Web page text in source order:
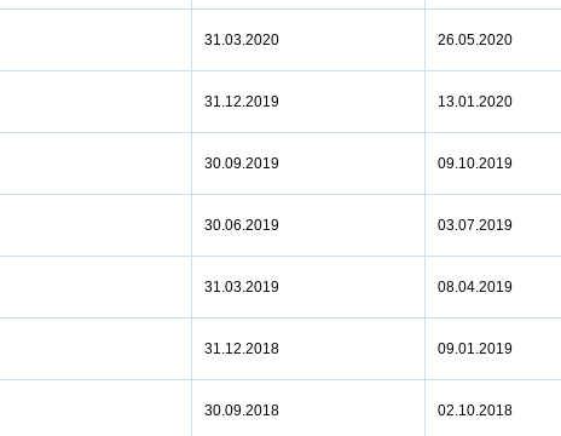
31.03.2020 26.05.2020
31.12.2019 13.01.2020
30.09.2019 09.10.2019
30.06.2019 03.07.2019
31.03.2019 08.04.2019
31.12.2018 09.01.2019
30.09.2018 02.10.2018